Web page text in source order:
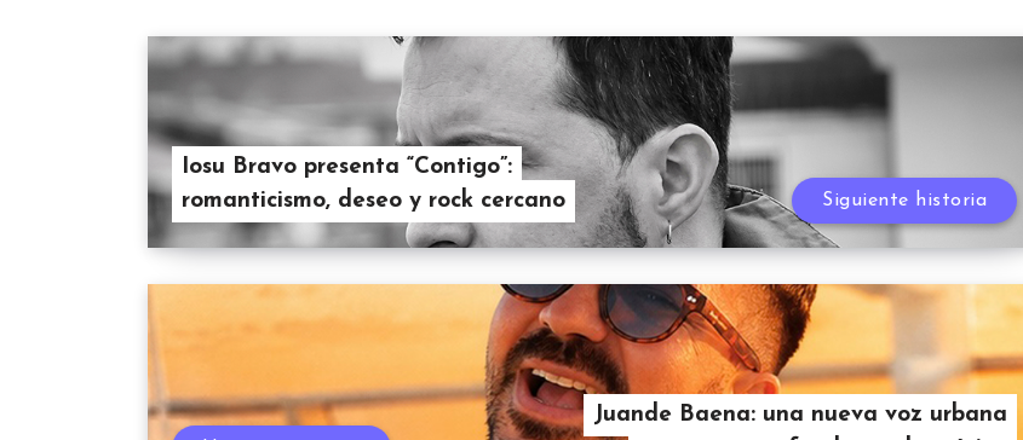
Iosu Bravo presenta “Contigo”:
romanticismo, deseo y rock cercano
Siguiente historia
Juande Baena: una nueva voz urbana